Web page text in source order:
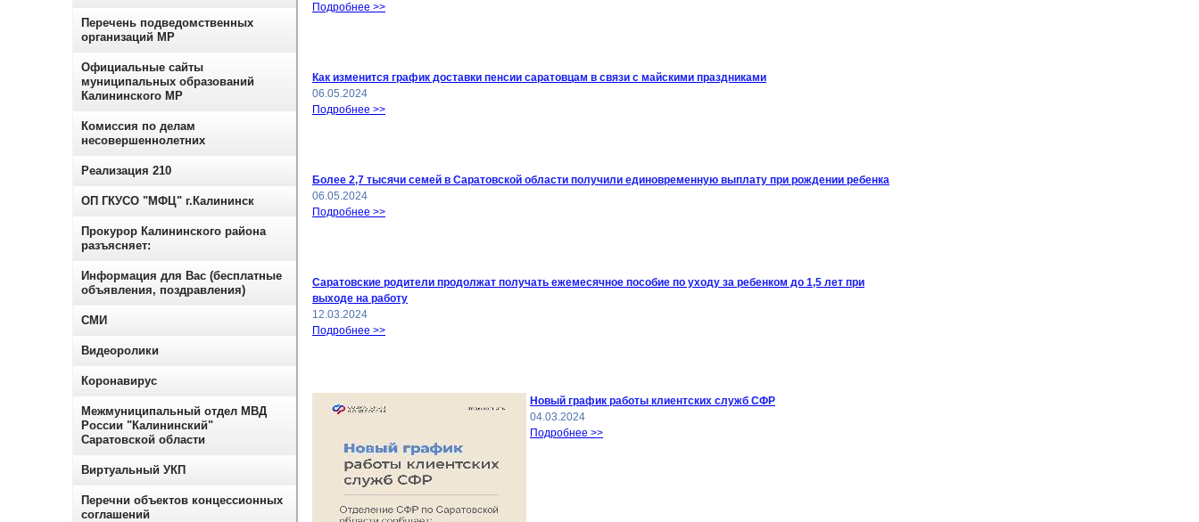
Подробнее >>
Как изменится график доставки пенсии саратовцам в связи с майскими праздниками
06.05.2024
Подробнее >>
Более 2,7 тысячи семей в Саратовской области получили единовременную выплату при рождении ребенка
06.05.2024
Подробнее >>
Саратовские родители продолжат получать ежемесячное пособие по уходу за ребенком до 1,5 лет при
выходе на работу
12.03.2024
Подробнее >>
Новый график работы клиентских служб СФР
04.03.2024
Подробнее >>
Перечень подведомственных
организаций МР
Официальные сайты
муниципальных образований
Калининского МР
Комиссия по делам
несовершеннолетних
Реализация 210
ОП ГКУСО "МФЦ" г.Калининск
Прокурор Калининского района
разъясняет:
Информация для Вас (бесплатные
объявления, поздравления)
СМИ
Видеоролики
Коронавирус
Межмуниципальный отдел МВД
России "Калининский"
Саратовской области
Виртуальный УКП
Перечни объектов концессионных
соглашений